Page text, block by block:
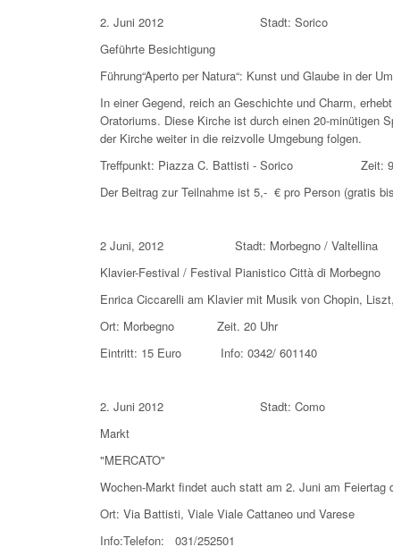
2. Juni 2012 Stadt: Sorico
Geführte Besichtigung
Führung“Aperto per Natura“: Kunst und Glaube in der
In einer Gegend, reich an Geschichte und Charm,
Oratoriums. Diese Kirche ist durch einen 20-minütigen
der Kirche weiter in die reizvolle Umgebung folgen.
Treffpunkt: Piazza C. Battisti - Sorico Zeit:
Der Beitrag zur Teilnahme ist 5,- € pro Person
2 Juni, 2012 Stadt: Morbegno / Valtellina
Klavier-Festival / Festival Pianistico Città di Morbegno
Enrica Ciccarelli am Klavier mit Musik von Chopin,
Ort: Morbegno Zeit. 20 Uhr
Eintritt: 15 Euro Info: 0342/ 601140
2. Juni 2012 Stadt: Como
Markt
"MERCATO"
Wochen-Markt findet auch statt am 2. Juni am
Ort: Via Battisti, Viale Viale Cattaneo und
Info:Telefon: 031/252501